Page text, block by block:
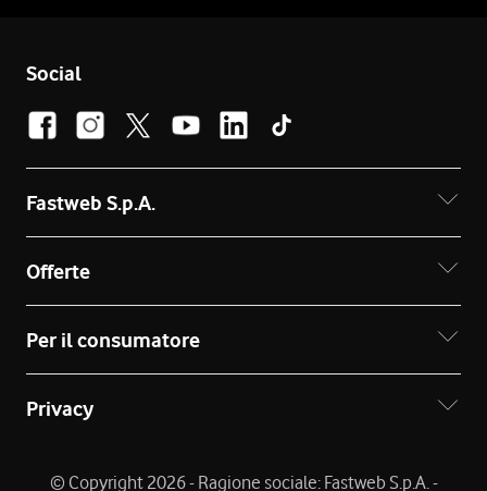
Social
Fastweb S.p.A.
Offerte
Per il consumatore
Privacy
© Copyright 2026 - Ragione sociale: Fastweb S.p.A. -